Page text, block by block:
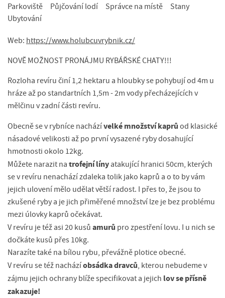
Parkoviště
Půjčování lodí Správce na místě
Stany
Ubytování
Web: https://www.holubcuvrybnik.cz/
NOVĚ MOŽNOST PRONÁJMU RYBÁŘSKÉ CHATY!!!
Rozloha revíru činí 1,2 hektaru a hloubky se pohybují od 4m u
hráze až po standartních 1,5m - 2m vody přecházejících v
mělčinu v zadní části revíru.
Obecně se v rybníce nacházívelké množstvíkaprů od klasické
násadové velikosti až po první vysazené ryby dosahující
hmotnosti okolo 12kg.
Můžete narazit na trofejní líny atakující hranici 50cm, kterých
se v revíru nenachází zdaleka tolik jako kaprů a o to by vám
jejich ulovení mělo udělat větší radost. I přes to, že jsou to
zkušené ryby a je jich přiměřené množství lze je bez problému
mezi úlovky kaprů očekávat.
V revíru je též asi 20 kusů amurů pro zpestření lovu. I u nich se
dočkáte kusů přes 10kg.
Narazíte také na bílou rybu, převážně plotice obecné.
V revíru se též nacházíobsádka dravců, kterou nebudeme v
zájmu jejich ochrany blíže specifikovat a jejich lov se přísně
zakazuje!